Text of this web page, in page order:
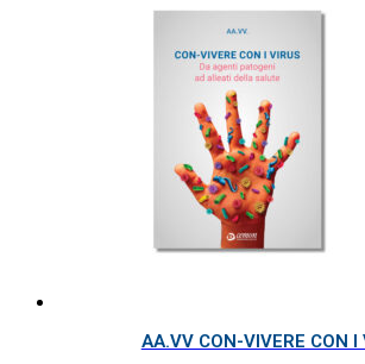
AA.VV CON-VIVERE CON I